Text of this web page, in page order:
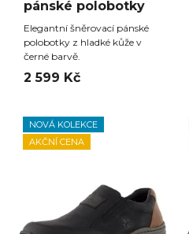
pánské polobotky
Elegantní šněrovací pánské
polobotky z hladké kůže v
černé barvě.
2 599 Kč
NOVÁ KOLEKCE
AKČNÍ CENA